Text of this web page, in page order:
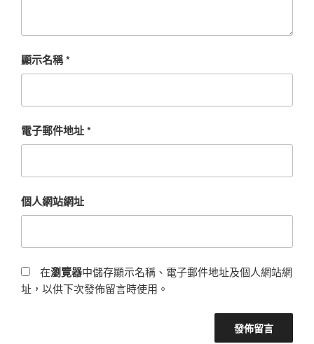
顯示名稱*
電子郵件地址*
個人網站網址
在瀏覽器中儲存顯示名稱、電子郵件地址及個人網站網
址，以供下次發佈留言時使用。